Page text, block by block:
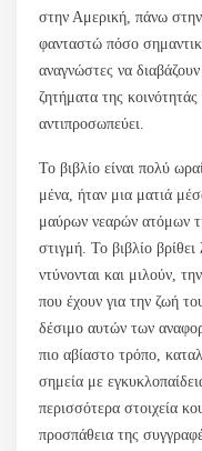
στην Αμερική, πάνω
φανταστώ πόσο
αναγνώστες να
ζητήματα της
αντιπροσωπεύει.
Το βιβλίο είναι πολύ
μένα, ήταν μια ματιά
μαύρων νεαρών ατόμων
στιγμή. Το βιβλίο
ντύνονται και μιλούν,
που έχουν για την ζωή
δέσιμο αυτών των
πιο αβίαστο τρόπο,
σημεία με
περισσότερα στοιχεία
προσπάθεια της